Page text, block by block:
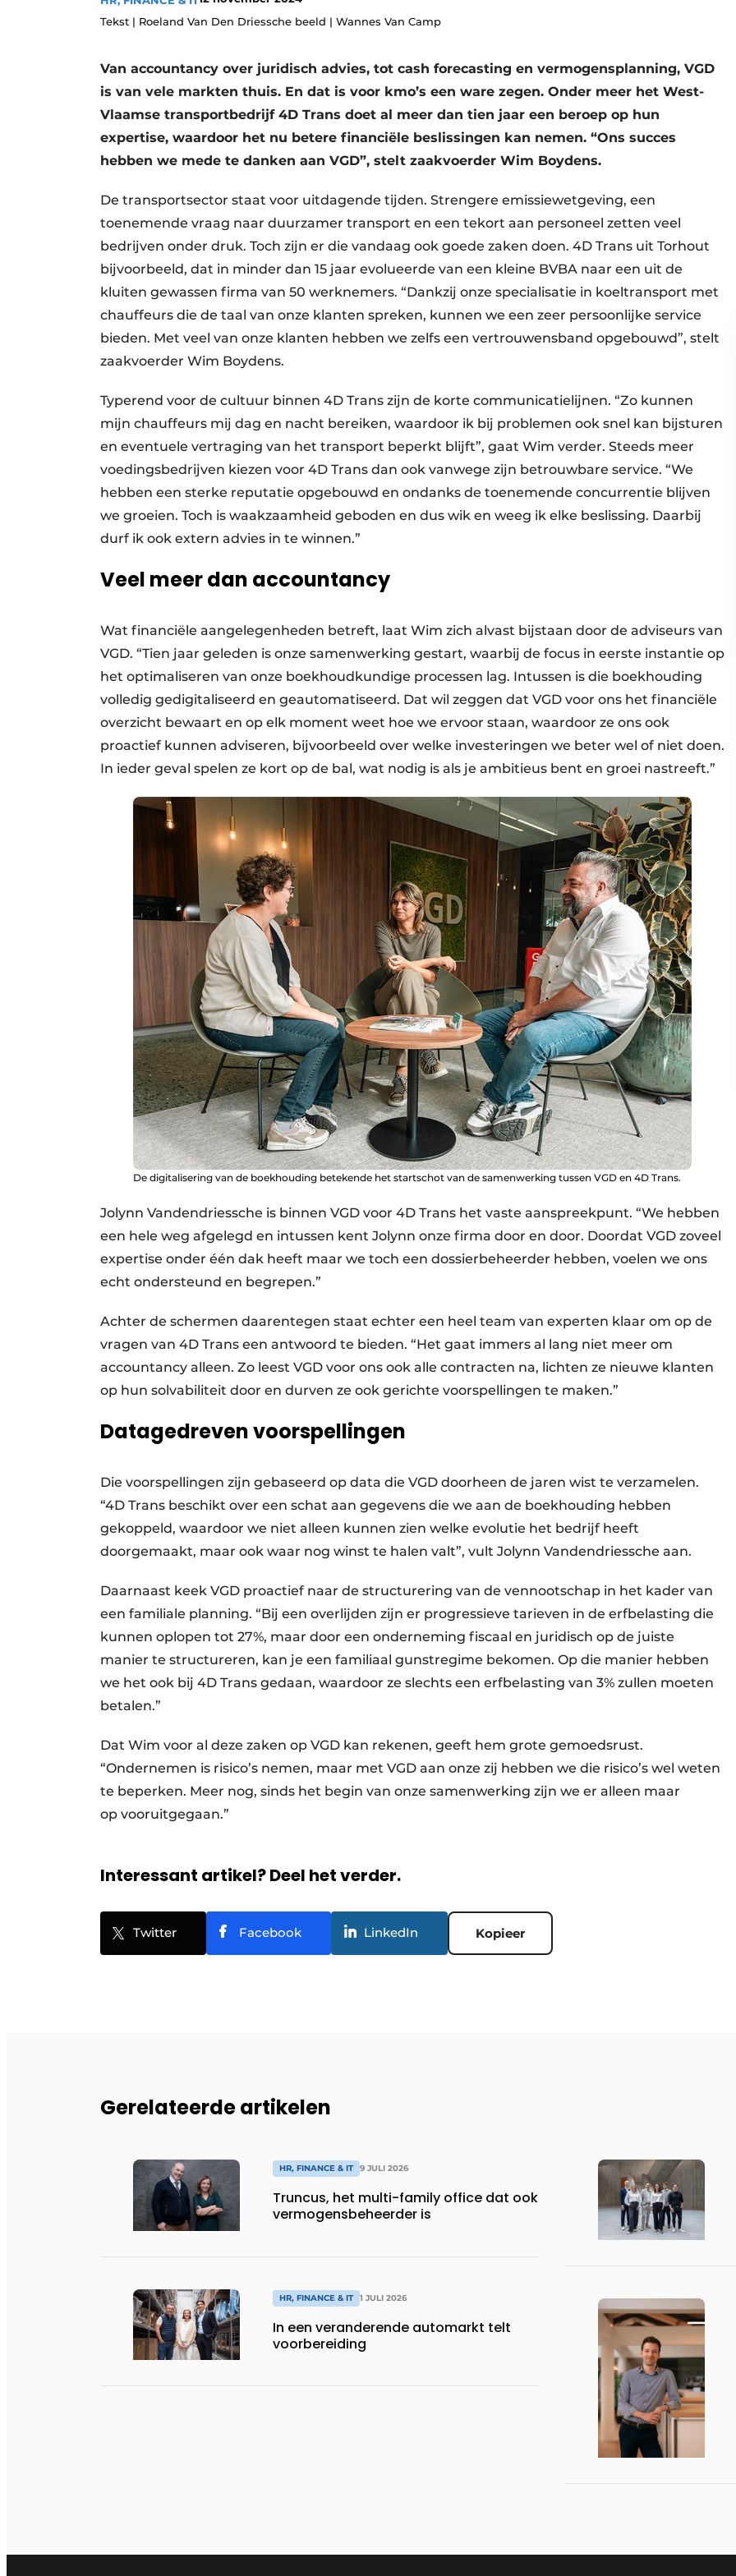
Privacy / Cookie statement
Vacatures
Tekst | Roeland Van Den Driessche beeld | Wannes Van Camp
Van accountancy over juridisch advies, tot cash forecasting en vermogensplanning, VGD
is van vele markten thuis. En dat is voor kmo’s een ware zegen. Onder meer het West-
Vlaamse transportbedrijf 4D Trans doet al meer dan tien jaar een beroep op hun
expertise, waardoor het nu betere financiële beslissingen kan nemen. “Ons succes
hebben we mede te danken aan VGD”, stelt zaakvoerder Wim Boydens.
De transportsector staat voor uitdagende tijden. Strengere emissiewetgeving, een
toenemende vraag naar duurzamer transport en een tekort aan personeel zetten veel
bedrijven onder druk. Toch zijn er die vandaag ook goede zaken doen. 4D Trans uit Torhout
bijvoorbeeld, dat in minder dan 15 jaar evolueerde van een kleine BVBA naar een uit de
kluiten gewassen firma van 50 werknemers. “Dankzij onze specialisatie in koeltransport met
chauffeurs die de taal van onze klanten spreken, kunnen we een zeer persoonlijke service
bieden. Met veel van onze klanten hebben we zelfs een vertrouwensband opgebouwd”, stelt
zaakvoerder Wim Boydens.
Typerend voor de cultuur binnen 4D Trans zijn de korte communicatielijnen. “Zo kunnen
mijn chauffeurs mij dag en nacht bereiken, waardoor ik bij problemen ook snel kan bijsturen
en eventuele vertraging van het transport beperkt blijft”, gaat Wim verder. Steeds meer
voedingsbedrijven kiezen voor 4D Trans dan ook vanwege zijn betrouwbare service. “We
hebben een sterke reputatie opgebouwd en ondanks de toenemende concurrentie blijven
we groeien. Toch is waakzaamheid geboden en dus wik en weeg ik elke beslissing. Daarbij
durf ik ook extern advies in te winnen.”
Veel meer dan accountancy
Wat financiële aangelegenheden betreft, laat Wim zich alvast bijstaan door de adviseurs van
VGD. “Tien jaar geleden is onze samenwerking gestart, waarbij de focus in eerste instantie op
het optimaliseren van onze boekhoudkundige processen lag. Intussen is die boekhouding
volledig gedigitaliseerd en geautomatiseerd. Dat wil zeggen dat VGD voor ons het financiële
overzicht bewaart en op elk moment weet hoe we ervoor staan, waardoor ze ons ook
proactief kunnen adviseren, bijvoorbeeld over welke investeringen we beter wel of niet doen.
In ieder geval spelen ze kort op de bal, wat nodig is als je ambitieus bent en groei nastreeft.”
De digitalisering van de boekhouding betekende het startschot van de samenwerking tussen VGD en 4D Trans.
Jolynn Vandendriessche is binnen VGD voor 4D Trans het vaste aanspreekpunt. “We hebben
een hele weg afgelegd en intussen kent Jolynn onze firma door en door. Doordat VGD zoveel
expertise onder één dak heeft maar we toch een dossierbeheerder hebben, voelen we ons
echt ondersteund en begrepen.”
Achter de schermen daarentegen staat echter een heel team van experten klaar om op de
vragen van 4D Trans een antwoord te bieden. “Het gaat immers al lang niet meer om
accountancy alleen. Zo leest VGD voor ons ook alle contracten na, lichten ze nieuwe klanten
op hun solvabiliteit door en durven ze ook gerichte voorspellingen te maken.”
Datagedreven voorspellingen
Die voorspellingen zijn gebaseerd op data die VGD doorheen de jaren wist te verzamelen.
“4D Trans beschikt over een schat aan gegevens die we aan de boekhouding hebben
gekoppeld, waardoor we niet alleen kunnen zien welke evolutie het bedrijf heeft
doorgemaakt, maar ook waar nog winst te halen valt”, vult Jolynn Vandendriessche aan.
Daarnaast keek VGD proactief naar de structurering van de vennootschap in het kader van
een familiale planning. “Bij een overlijden zijn er progressieve tarieven in de erfbelasting die
kunnen oplopen tot 27%, maar door een onderneming fiscaal en juridisch op de juiste
manier te structureren, kan je een familiaal gunstregime bekomen. Op die manier hebben
we het ook bij 4D Trans gedaan, waardoor ze slechts een erfbelasting van 3% zullen moeten
betalen.”
Dat Wim voor al deze zaken op VGD kan rekenen, geeft hem grote gemoedsrust.
“Ondernemen is risico’s nemen, maar met VGD aan onze zij hebben we die risico’s wel weten
te beperken. Meer nog, sinds het begin van onze samenwerking zijn we er alleen maar
op vooruitgegaan.”
Interessant artikel? Deel het verder.
Twitter Facebook LinkedIn Kopieer
Gerelateerde artikelen
HR, FINANCE & IT 9 JULI 2026
Truncus, het multi-family office dat ook
vermogensbeheerder is
HR, FINANCE & IT 1 JULI 2026
In een veranderende automarkt telt
voorbereiding